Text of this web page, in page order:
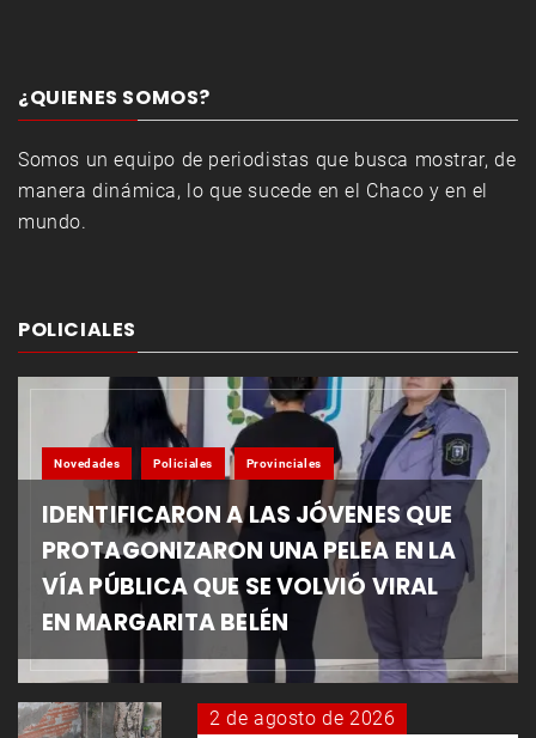
¿QUIENES SOMOS?
Somos un equipo de periodistas que busca mostrar, de
manera dinámica, lo que sucede en el Chaco y en el
mundo.
POLICIALES
Novedades Policiales Provinciales
IDENTIFICARON A LAS JÓVENES QUE
PROTAGONIZARON UNA PELEA EN LA
VÍA PÚBLICA QUE SE VOLVIÓ VIRAL
EN MARGARITA BELÉN
2 de agosto de 2026